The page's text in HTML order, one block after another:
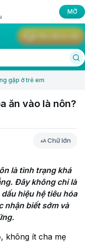
MỞ
gặp ở trẻ em
ăn vào là nôn?
Chữ lớn
Chữ lớn
là tình trạng khá
Đây không chỉ là
hiệu hệ tiêu hóa
nhận biết sớm và
không ít cha mẹ